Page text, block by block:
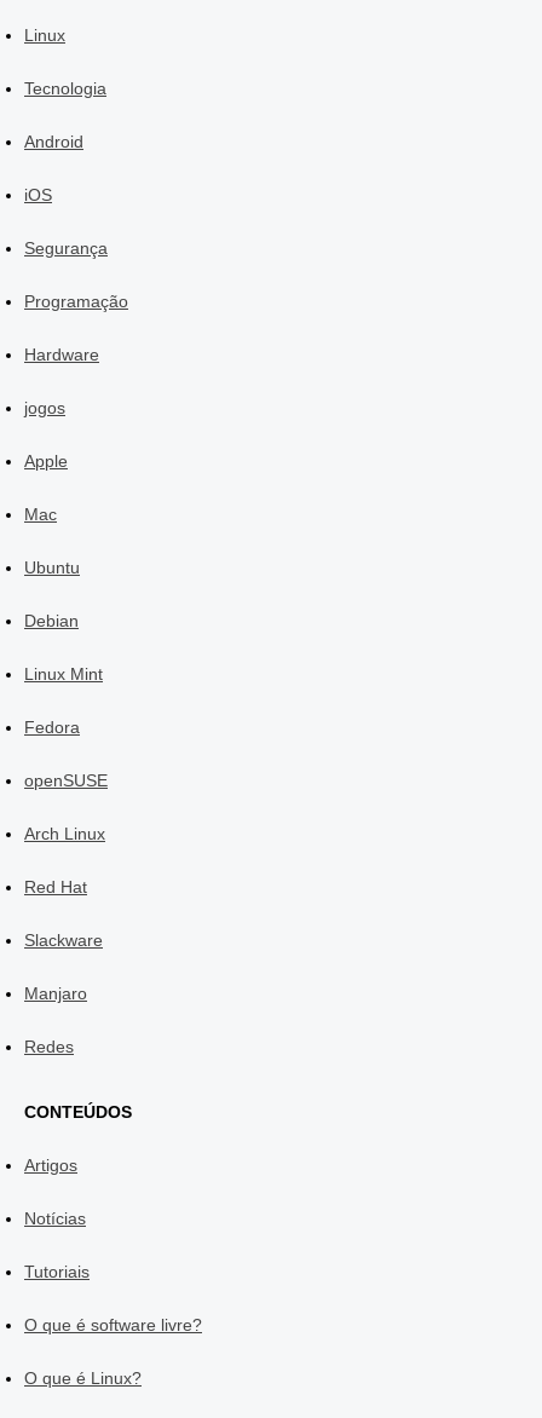
Linux
Tecnologia
Android
iOS
Segurança
Programação
Hardware
jogos
Apple
Mac
Ubuntu
Debian
Linux Mint
Fedora
openSUSE
Arch Linux
Red Hat
Slackware
Manjaro
Redes
CONTEÚDOS
Artigos
Notícias
Tutoriais
O que é software livre?
O que é Linux?